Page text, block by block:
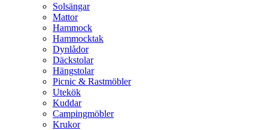
Solsängar
Mattor
Hammock
Hammocktak
Dynlådor
Däckstolar
Hängstolar
Picnic & Rastmöbler
Utekök
Kuddar
Campingmöbler
Krukor